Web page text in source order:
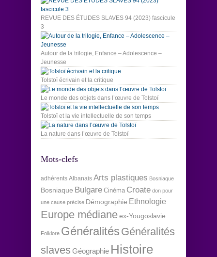
REVUE DES ÉTUDES SLAVES 94 (2023) fascicule
3
Autour de la trilogie, Enfance – Adolescence –
Jeunesse
Tolstoï écrivain et la critique
Le monde des objets dans l’œuvre de Tolstoï
Tolstoï et la vie intellectuelle de son temps
La nature dans l’œuvre de Tolstoï
Mots-clefs
adhérents Albanais Arts plastiques Bosniaque
Bosniaque Bulgare Cinéma Croate don pour
une cause précise Démographie Ethnologie
Europe médianeex-Yougoslavie
Folklore Généralités Généralités
slaves Géographie Histoire